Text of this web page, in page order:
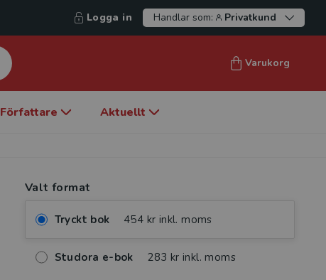
Logga in Handlar som: Privatkund
Varukorg
Författare Aktuellt
Valt format
Tryckt bok 454 kr inkl. moms
Studora e-bok 283 kr inkl. moms